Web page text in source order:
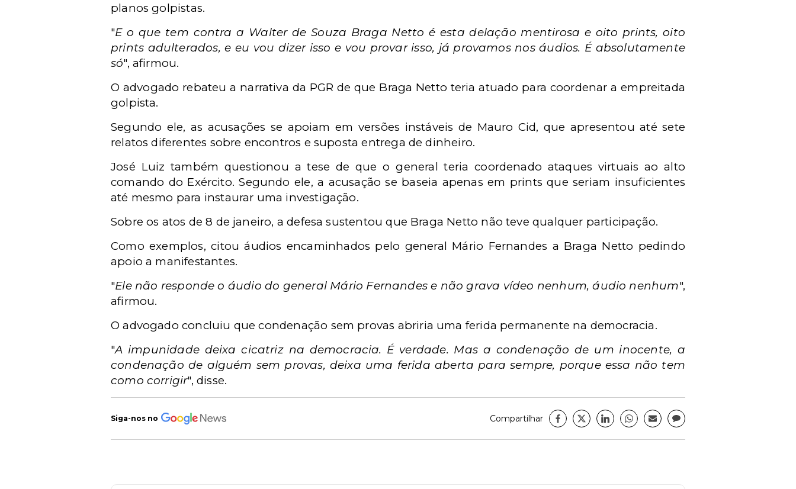
planos golpistas.
"E o que tem contra a Walter de Souza Braga Netto é esta delação mentirosa e oito prints, oito
prints adulterados, e eu vou dizer isso e vou provar isso, já provamos nos áudios. É absolutamente
só", afirmou.
O advogado rebateu a narrativa da PGR de que Braga Netto teria atuado para coordenar a empreitada
golpista.
Segundo ele, as acusações se apoiam em versões instáveis de Mauro Cid, que apresentou até sete
relatos diferentes sobre encontros e suposta entrega de dinheiro.
José Luiz também questionou a tese de que o general teria coordenado ataques virtuais ao alto
comando do Exército. Segundo ele, a acusação se baseia apenas em prints que seriam insuficientes
até mesmo para instaurar uma investigação.
Sobre os atos de 8 de janeiro, a defesa sustentou que Braga Netto não teve qualquer participação.
Como exemplos, citou áudios encaminhados pelo general Mário Fernandes a Braga Netto pedindo
apoio a manifestantes.
"Ele não responde o áudio do general Mário Fernandes e não grava vídeo nenhum, áudio nenhum",
afirmou.
O advogado concluiu que condenação sem provas abriria uma ferida permanente na democracia.
"A impunidade deixa cicatriz na democracia. É verdade. Mas a condenação de um inocente, a
condenação de alguém sem provas, deixa uma ferida aberta para sempre, porque essa não tem
como corrigir", disse.
Siga-nos no Compartilhar